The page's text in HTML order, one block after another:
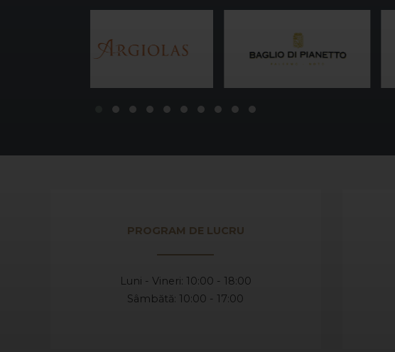
PROGRAM DE LUCRU
Luni - Vineri: 10:00 - 18:00
Sâmbătă: 10:00 - 17:00